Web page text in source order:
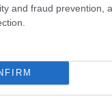
and fraud prevention,